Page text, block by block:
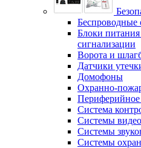
Беспроводные
Блоки
сигнализации
Ворота и
Датчики
Домофоны
Охранно-
Периферийное
Система
Системы
Системы
Системы